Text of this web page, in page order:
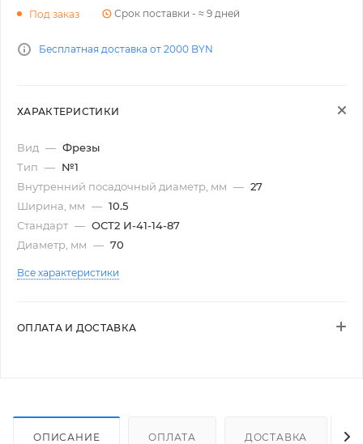
Под заказ Срок поставки - ≈ 9 дней
Бесплатная доставка от 2000 BYN
ХАРАКТЕРИСТИКИ
Вид — Фрезы
Тип — №1
Внутренний посадочный диаметр, мм — 27
Ширина, мм — 10.5
Стандарт — ОСТ2 И-41-14-87
Диаметр, мм — 70
Все характеристики
ОПЛАТА И ДОСТАВКА
ОПИСАНИЕ ОПЛАТА ДОСТАВКА